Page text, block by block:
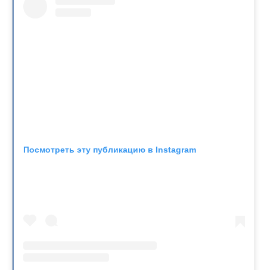
Посмотреть эту публикацию в Instagram